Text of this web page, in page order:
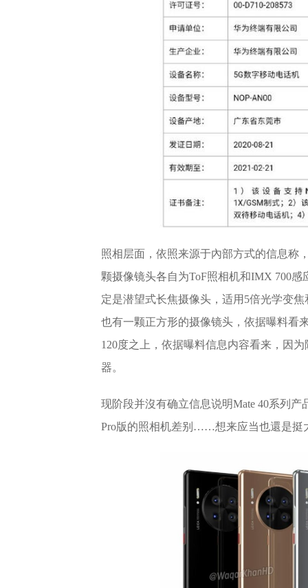
照相层面，依照来源于內部方式的信息称
颗摄像镜头各自为ToF照相机和IMX 700
定是潜望式长焦摄像头，适用5倍光学变
也有一颗正方形的摄像镜头，依据曝料看
120度之上，依据曝料信息内容看来，因
器。
现阶段并沒有确立信息说明Mate 40系列
Pro版的照相机差别……想来应当也還是挺